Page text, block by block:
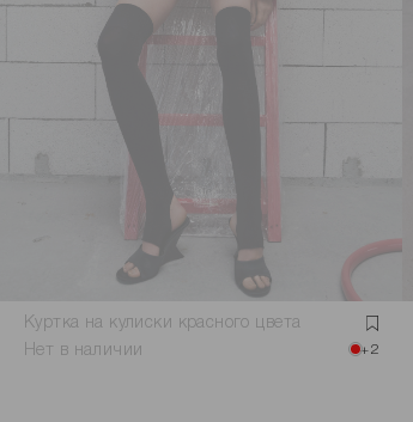
Куртка на кулиски красного цвета
Нет в наличии
+2